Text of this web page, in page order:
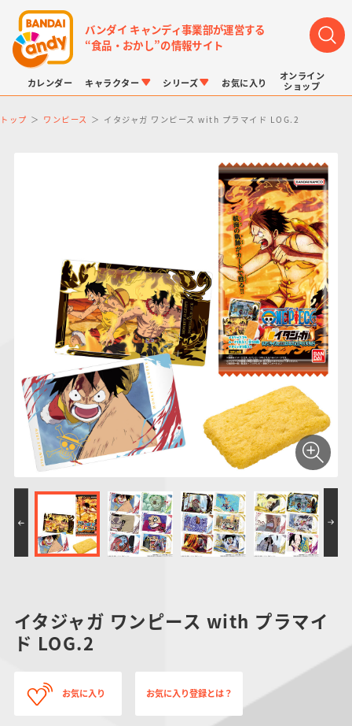
バンダイ キャンディ事業部が運営する
“食品・おかし”の情報サイト
カレンダー キャラクター
仮面ライダーシリー
ズ
PROJECT R.E.D.・
スーパー戦隊シリー
ズ
ガンダムシリーズ
ポケットモンスター
ドラゴンボール
アンパンマン
サンリオキャラクタ
ーズ
たまご
シリーズ
キャラパキ
つりグミ
にふぉるめーしょん
＆スクエアシール
SMPシリーズ
ポケモンキッズ
ポケモンスケールワ
ールド
キャラデコ
お気に入り
オンライン
ショップ
トップ ワンピース イタジャガ ワンピース with プラマイド LOG.2
イタジャガ ワンピース with プラマイ
ド LOG.2
お気に入り お気に入り登録とは？